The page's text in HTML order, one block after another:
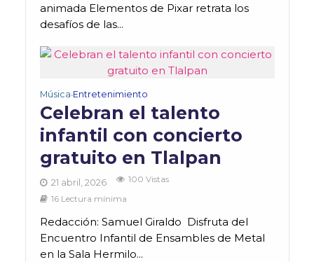
animada Elementos de Pixar retrata los
desafíos de las...
Música•Entretenimiento
Celebran el talento
infantil con concierto
gratuito en Tlalpan
21 abril, 2026
100 Vistas
16 Lectura mínima
Redacción: Samuel Giraldo Disfruta del
Encuentro Infantil de Ensambles de Metal
en la Sala Hermilo...